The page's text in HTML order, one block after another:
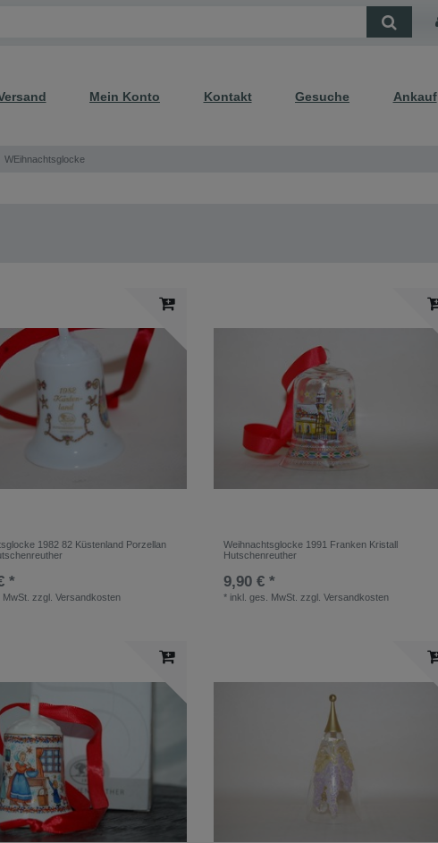
Mein Konto Kontakt Gesuche Ankauf
WEihnachtsglocke
1982 82 Küstenland Porzellan
*
zzgl.Versandkosten
Weihnachtsglocke 1991 Franken Kristall
Hutschenreuther
9,90 € *
* inkl. ges. MwSt. zzgl.Versandkosten